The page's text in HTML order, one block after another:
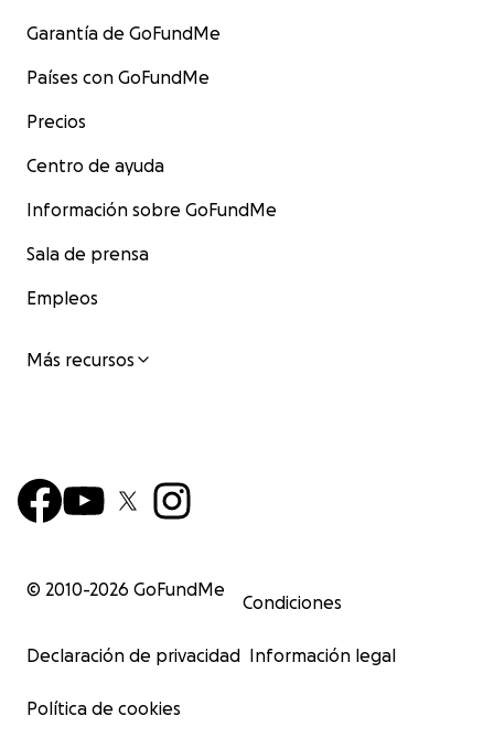
Garantía de GoFundMe
Países con GoFundMe
Precios
Centro de ayuda
Información sobre GoFundMe
Sala de prensa
Empleos
Más recursos
© 2010-2026 GoFundMe
Condiciones
Declaración de privacidad Información legal
Política de cookies